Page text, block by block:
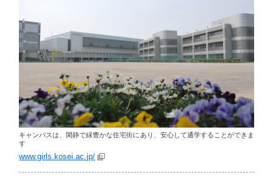
キャンパスは、閑静で緑豊かな住宅街にあり、安心して通学することができま
す
www.girls.kosei.ac.jp/